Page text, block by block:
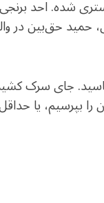
شده. احد
حمید حق‌بین در
جای سرک
بپرسیم، یا